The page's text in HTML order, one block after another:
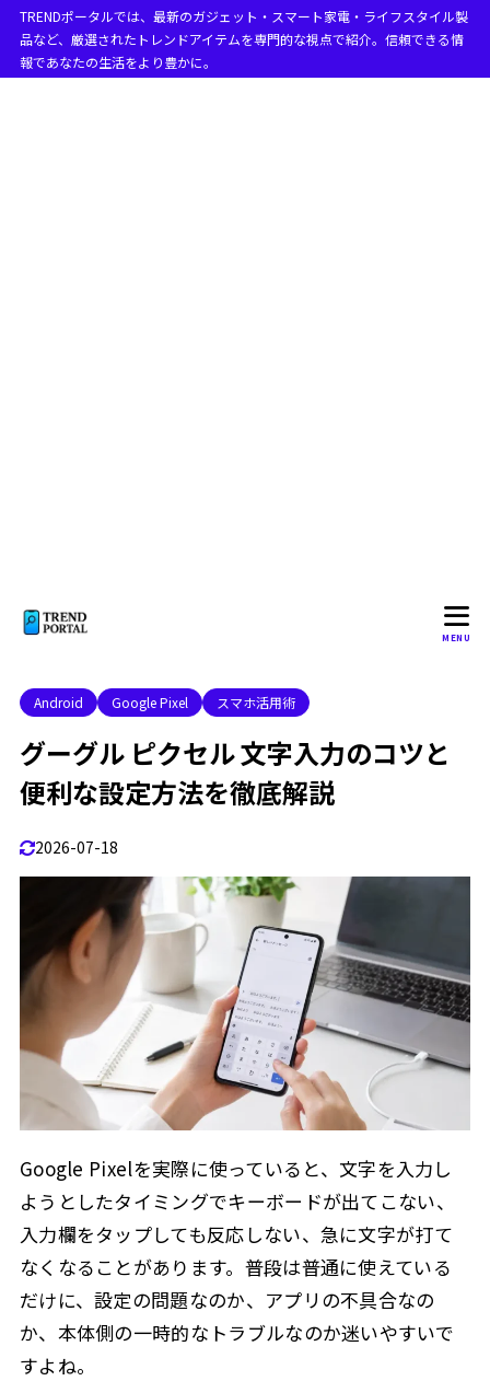
TRENDポータルでは、最新のガジェット・スマート家電・ライフスタイル製
品など、厳選されたトレンドアイテムを専門的な視点で紹介。信頼できる情
報であなたの生活をより豊かに。
MENU
Android Google Pixel スマホ活用術
グーグル ピクセル 文字入力のコツと
便利な設定方法を徹底解説
2026-07-18
Google Pixelを実際に使っていると、文字を入力し
ようとしたタイミングでキーボードが出てこない、
入力欄をタップしても反応しない、急に文字が打て
なくなることがあります。普段は普通に使えている
だけに、設定の問題なのか、アプリの不具合なの
か、本体側の一時的なトラブルなのか迷いやすいで
すよね。
目次
2.1
2.3 グーグルピクセルでキーボードが出てこない場合
更
2.5 Googleの文字入力の設定は？
2.7 手書き入力は漢字がわからないときに便利
辞書登録でよく使う文章をすぐ出せるようにする
2.9
片手入力やキーボードの高さも見直そう
グーグル ピクセル 文字入力を快適にするコツ
3.1 入力ミスが多いときは保護フィルムも確認する
3.2
ケースによっては入力しにくくなることもある
入力方法はひとつに決めなくてもいい
しておくと安心
3.5 グーグル ピクセル 文字 入力でよくある質問Q＆A
けでかなり快適になる
この記事を書いた人